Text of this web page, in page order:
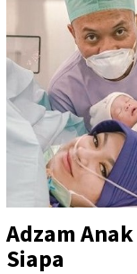
Adzam
Siapa